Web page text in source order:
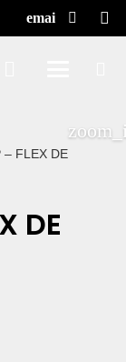
– FLEX DE
DE